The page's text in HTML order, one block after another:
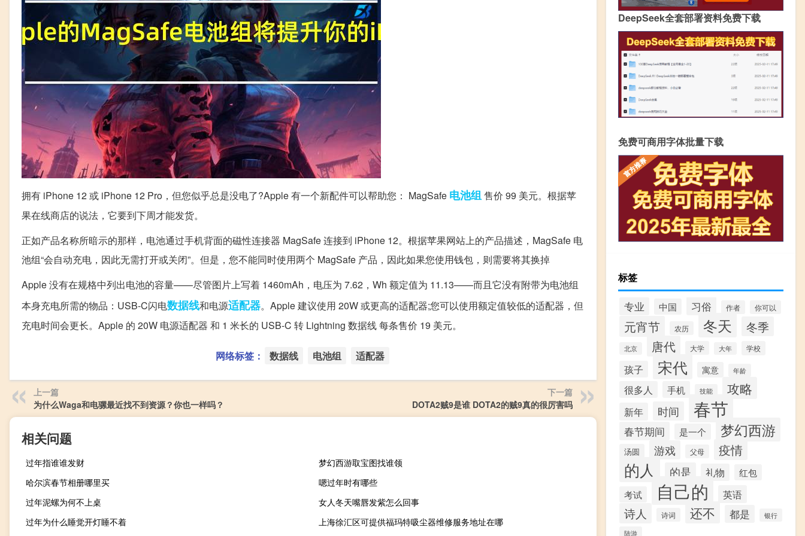
拥有 iPhone 12 或 iPhone 12 Pro，但您似乎总是没电了?Apple 有一个新配件可以帮助您： MagSafe 电池组售价 99 美元。根据苹
果在线商店的说法，它要到下周才能发货。
正如产品名称所暗示的那样，电池通过手机背面的磁性连接器 MagSafe 连接到 iPhone 12。根据苹果网站上的产品描述，MagSafe 电
池组“会自动充电，因此无需打开或关闭”。但是，您不能同时使用两个 MagSafe 产品，因此如果您使用钱包，则需要将其换掉
Apple 没有在规格中列出电池的容量——尽管图片上写着 1460mAh，电压为 7.62，Wh 额定值为 11.13——而且它没有附带为电池组
本身充电所需的物品：USB-C闪电数据线和电源适配器。Apple 建议使用 20W 或更高的适配器;您可以使用额定值较低的适配器，但
充电时间会更长。Apple 的 20W 电源适配器 和 1 米长的 USB-C 转 Lightning 数据线 每条售价 19 美元。
网络标签： 数据线 电池组 适配器
上一篇
为什么Waga和电骡最近找不到资源？你也一样吗？
下一篇
DOTA2贼9是谁 DOTA2的贼9真的很厉害吗
相关问题
过年指谁谁发财
梦幻西游取宝图找谁领
哈尔滨春节相册哪里买
嗯过年时有哪些
过年泥螺为何不上桌
女人冬天嘴唇发紫怎么回事
过年为什么睡觉开灯睡不着
上海徐汇区可提供福玛特吸尘器维修服务地址在哪
DeepSeek全套部署资料免费下载
免费可商用字体批量下载
标签
专业 中国 习俗 作者 你可以
元宵节 农历 冬天 冬季
北京 唐代 大学 大年 学校
孩子 宋代 寓意 年龄
很多人 手机 技能 攻略
新年 时间 春节
春节期间 是一个 梦幻西游
汤圆 游戏 父母 疫情
的人 的是 礼物
红包
考试
自己的 英语
诗人 诗词 还不 都是
银行
陆游